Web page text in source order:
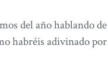
del año hablando
habréis adivinado